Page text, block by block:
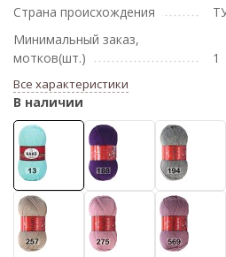
Страна происхождения
Минимальный заказ,
мотков(шт.)
1
Все характеристики
В наличии